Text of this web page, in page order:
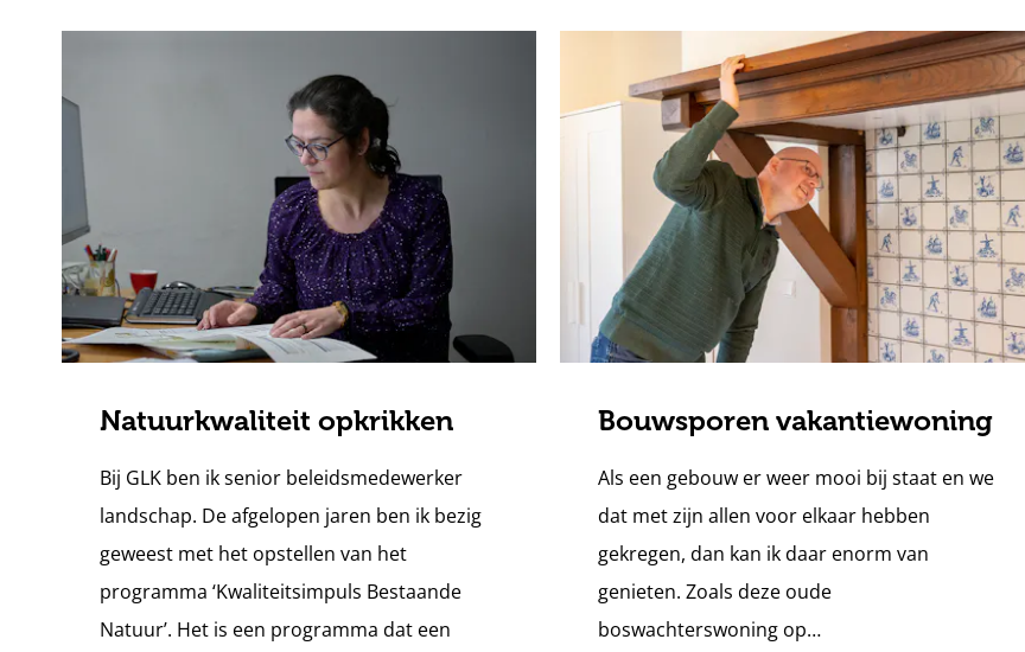
Natuurkwaliteit opkrikken
Bij GLK ben ik senior beleidsmedewerker
landschap. De afgelopen jaren ben ik bezig
geweest met het opstellen van het
programma ‘Kwaliteitsimpuls Bestaande
Natuur’. Het is een programma dat een
Bouwsporen vakantiewoning
Als een gebouw er weer mooi bij staat en we
dat met zijn allen voor elkaar hebben
gekregen, dan kan ik daar enorm van
genieten. Zoals deze oude
boswachterswoning op…